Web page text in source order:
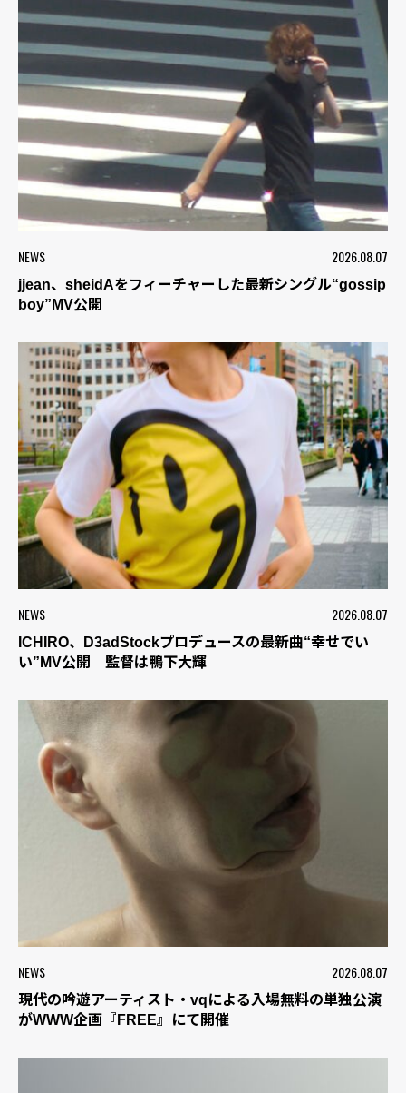
NEWS 2026.08.07
jjean、sheidAをフィーチャーした最新シングル“gossip
boy”MV公開
NEWS 2026.08.07
ICHIRO、D3adStockプロデュースの最新曲“幸せでい
い”MV公開 監督は鴨下大輝
NEWS 2026.08.07
現代の吟遊アーティスト・vqによる入場無料の単独公演
がWWW企画『FREE』にて開催